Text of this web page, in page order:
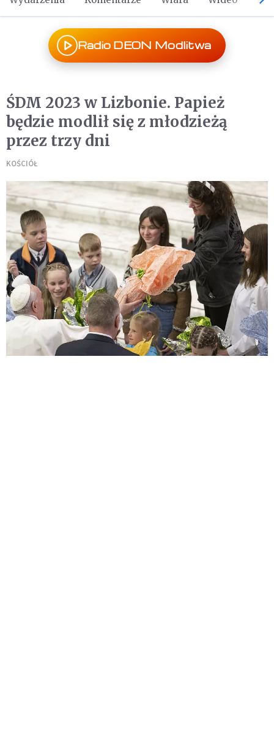
Radio DEON Modlitwa
ŚDM 2023 w Lizbonie. Papież
będzie modlił się z młodzieżą
przez trzy dni
KOŚCIÓŁ